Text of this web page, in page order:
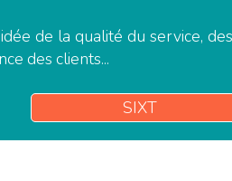
de la qualité du service,
des clients...
SIXT